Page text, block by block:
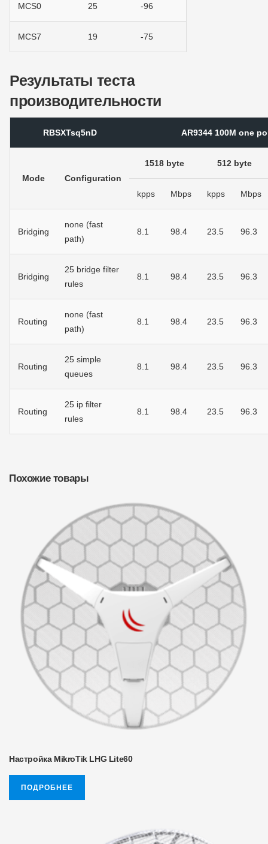
MCS0 25 -96
MCS7 19 -75
Результаты теста
производительности
RBSXTsq5nD AR9344 100M one
Mode Configuration
1518 byte 512 byte
kpps Mbps kpps Mbps
Bridging
none (fast
path)
8.1 98.4 23.5 96.3
Bridging
25 bridge filter
rules
8.1 98.4 23.5 96.3
Routing
none (fast
path)
8.1 98.4 23.5 96.3
Routing
25 simple
queues
8.1 98.4 23.5 96.3
Routing
25 ip filter
rules
8.1 98.4 23.5 96.3
Похожие товары
Настройка MikroTik LHG Lite60
ПОДРОБНЕЕ